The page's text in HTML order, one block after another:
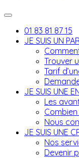
01 83 81 87 15
JE SUIS UN
Trouver
Tarif
JE SUIS UNE
Les
Nous
JE SUIS UNE
Nos
Devenir